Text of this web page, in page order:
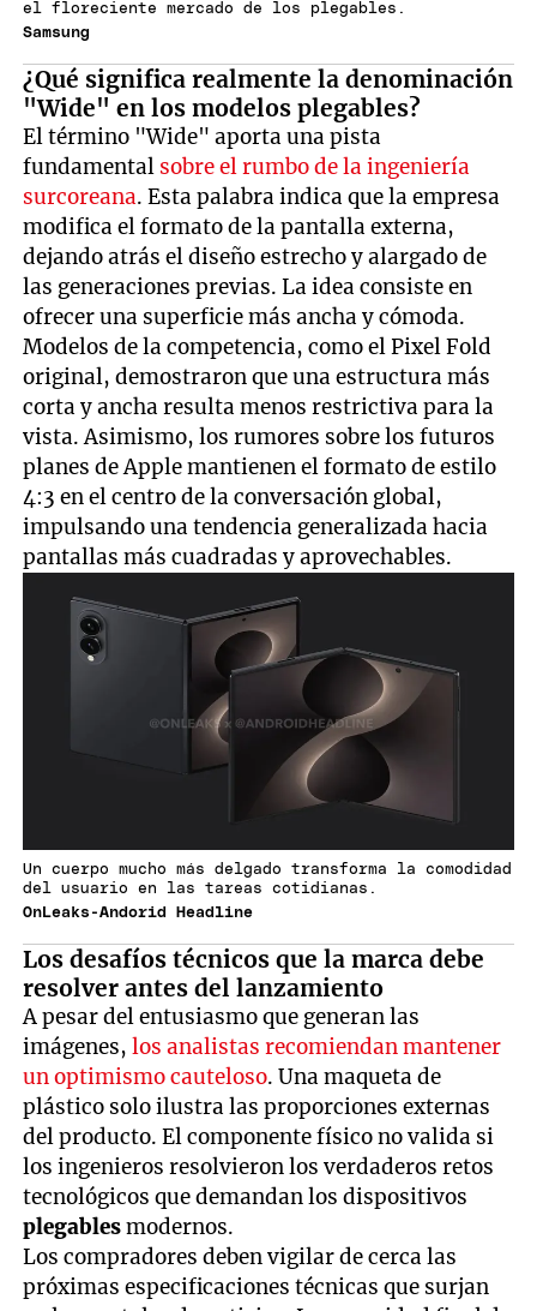
el floreciente mercado de los plegables.
Samsung
¿Qué significa realmente la denominación
"Wide" en los modelos plegables?
El término "Wide" aporta una pista
fundamental sobre el rumbo de la ingeniería
surcoreana. Esta palabra indica que la empresa
modifica el formato de la pantalla externa,
dejando atrás el diseño estrecho y alargado de
las generaciones previas. La idea consiste en
ofrecer una superficie más ancha y cómoda.
Modelos de la competencia, como el Pixel Fold
original, demostraron que una estructura más
corta y ancha resulta menos restrictiva para la
vista. Asimismo, los rumores sobre los futuros
planes de Apple mantienen el formato de estilo
4:3 en el centro de la conversación global,
impulsando una tendencia generalizada hacia
pantallas más cuadradas y aprovechables.
Un cuerpo mucho más delgado transforma la comodidad
del usuario en las tareas cotidianas.
OnLeaks-Andorid Headline
Los desafíos técnicos que la marca debe
resolver antes del lanzamiento
A pesar del entusiasmo que generan las
imágenes,los analistas recomiendan mantener
un optimismo cauteloso. Una maqueta de
plástico solo ilustra las proporciones externas
del producto. El componente físico no valida si
los ingenieros resolvieron los verdaderos retos
tecnológicos que demandan los dispositivos
plegablesmodernos.
Los compradores deben vigilar de cerca las
próximas especificaciones técnicas que surjan